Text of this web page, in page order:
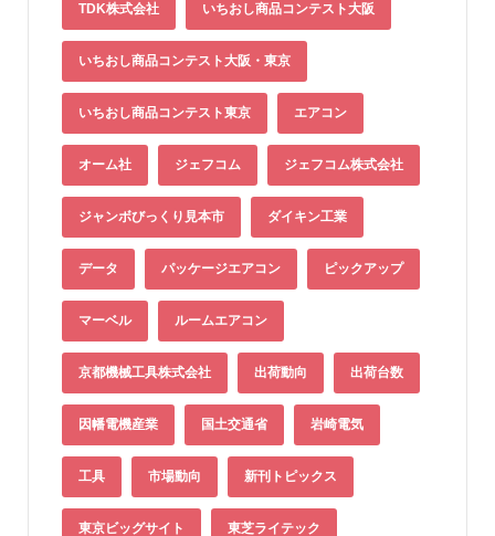
TDK株式会社 いちおし商品コンテスト大阪
いちおし商品コンテスト大阪・東京
いちおし商品コンテスト東京 エアコン
オーム社 ジェフコム ジェフコム株式会社
ジャンボびっくり見本市 ダイキン工業
データ パッケージエアコン ピックアップ
マーベル ルームエアコン
京都機械工具株式会社 出荷動向 出荷台数
因幡電機産業 国土交通省 岩崎電気
工具 市場動向 新刊トピックス
東京ビッグサイト 東芝ライテック